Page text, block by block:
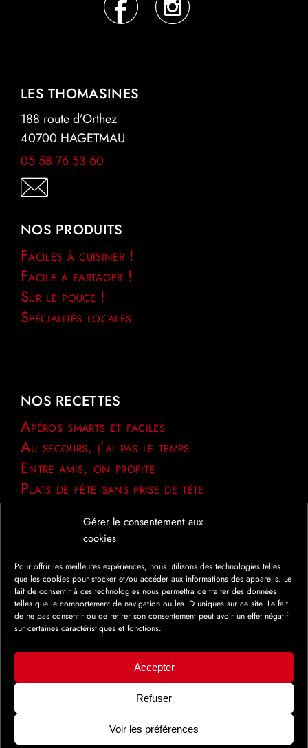
Gérer le consentement aux
cookies
Pour offrir les meilleures expériences, nous utilisons des technologies telles
que les cookies pour stocker et/ou accéder aux informations des appareils. Le
fait de consentir à ces technologies nous permettra de traiter des données
telles que le comportement de navigation ou les ID uniques sur ce site. Le fait
de ne pas consentir ou de retirer son consentement peut avoir un effet négatif
sur certaines caractéristiques et fonctions.
Accepter
Refuser
Voir les préférences
LES THOMASINES
188 route d’Orthez
40700 HAGETMAU
05 58 76 53 60
NOS PRODUITS
Faciles à cuisiner !
Facile à partager !
Sur le pouce !
Spécialités locales
NOS RECETTES
Apéros smarts et faciles
Au secours, j’ai pas le temps
Entre amis, on profite
Plats de fête sans prise de tête
NOS PRODUITS
PRÈS DE CHEZ VOUS
Afficher la carte
Politique de cookies
Politique de confidentialité